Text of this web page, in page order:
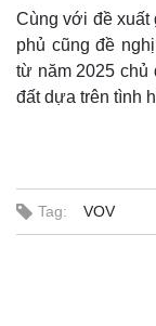
Sức khỏe
Dinh dưỡng - món
Cùng với đề xuất
phủ cũng đề
từ năm 2025 chủ
đất dựa trên tình
Tag: VOV